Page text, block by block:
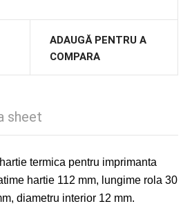
ADAUGĂ PENTRU A
COMPARA
sheet
termica pentru imprimanta
hartie 112 mm, lungime rola 30
diametru interior 12 mm.